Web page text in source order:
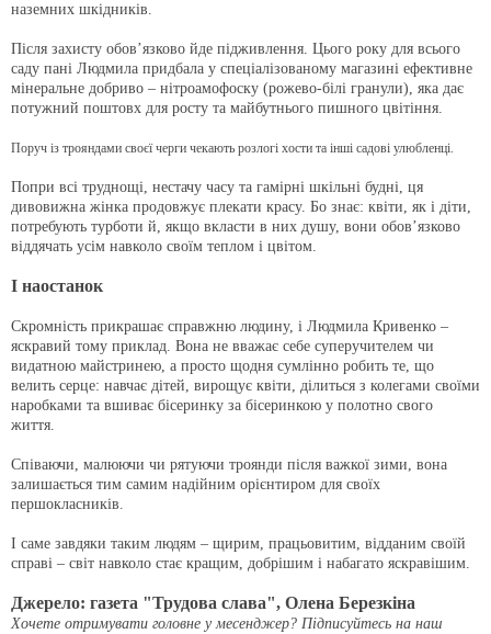
наземних шкідників.
Після захисту обов’язково йде підживлення. Цього року для всього
саду пані Людмила придбала у спеціалізованому магазині ефективне
мінеральне добриво – нітроамофоску (рожево-білі гранули), яка дає
потужний поштовх для росту та майбутнього пишного цвітіння.
Поруч із трояндами своєї черги чекають розлогі хости та інші садові улюбленці.
Попри всі труднощі, нестачу часу та гамірні шкільні будні, ця
дивовижна жінка продовжує плекати красу. Бо знає: квіти, як і діти,
потребують турботи й, якщо вкласти в них душу, вони обов’язково
віддячать усім навколо своїм теплом і цвітом.
І наостанок
Скромність прикрашає справжню людину, і Людмила Кривенко –
яскравий тому приклад. Вона не вважає себе суперучителем чи
видатною майстринею, а просто щодня сумлінно робить те, що
велить серце: навчає дітей, вирощує квіти, ділиться з колегами своїми
наробками та вшиває бісеринку за бісеринкою у полотно свого
життя.
Співаючи, малюючи чи рятуючи троянди після важкої зими, вона
залишається тим самим надійним орієнтиром для своїх
першокласників.
І саме завдяки таким людям – щирим, працьовитим, відданим своїй
справі – світ навколо стає кращим, добрішим і набагато яскравішим.
Джерело: газета "Трудова слава", Олена Березкіна
Хочете отримувати головне у месенджер? Підписуйтесь на наш